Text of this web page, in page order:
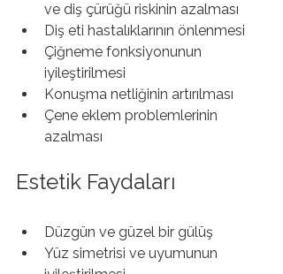
ve diş çürüğü riskinin azalması
Diş eti hastalıklarının önlenmesi
Çiğneme fonksiyonunun
iyileştirilmesi
Konuşma netliğinin artırılması
Çene eklem problemlerinin
azalması
Estetik Faydaları
Düzgün ve güzel bir gülüş
Yüz simetrisi ve uyumunun